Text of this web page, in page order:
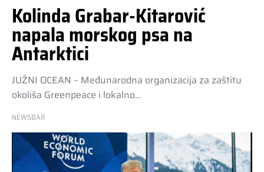
Kolinda Grabar-Kitarović
napala morskog psa na
Antarktici
JUŽNI OCEAN – Međunarodna organizacija za zaštitu
okoliša Greenpeace i lokalno…
NEWSBAR